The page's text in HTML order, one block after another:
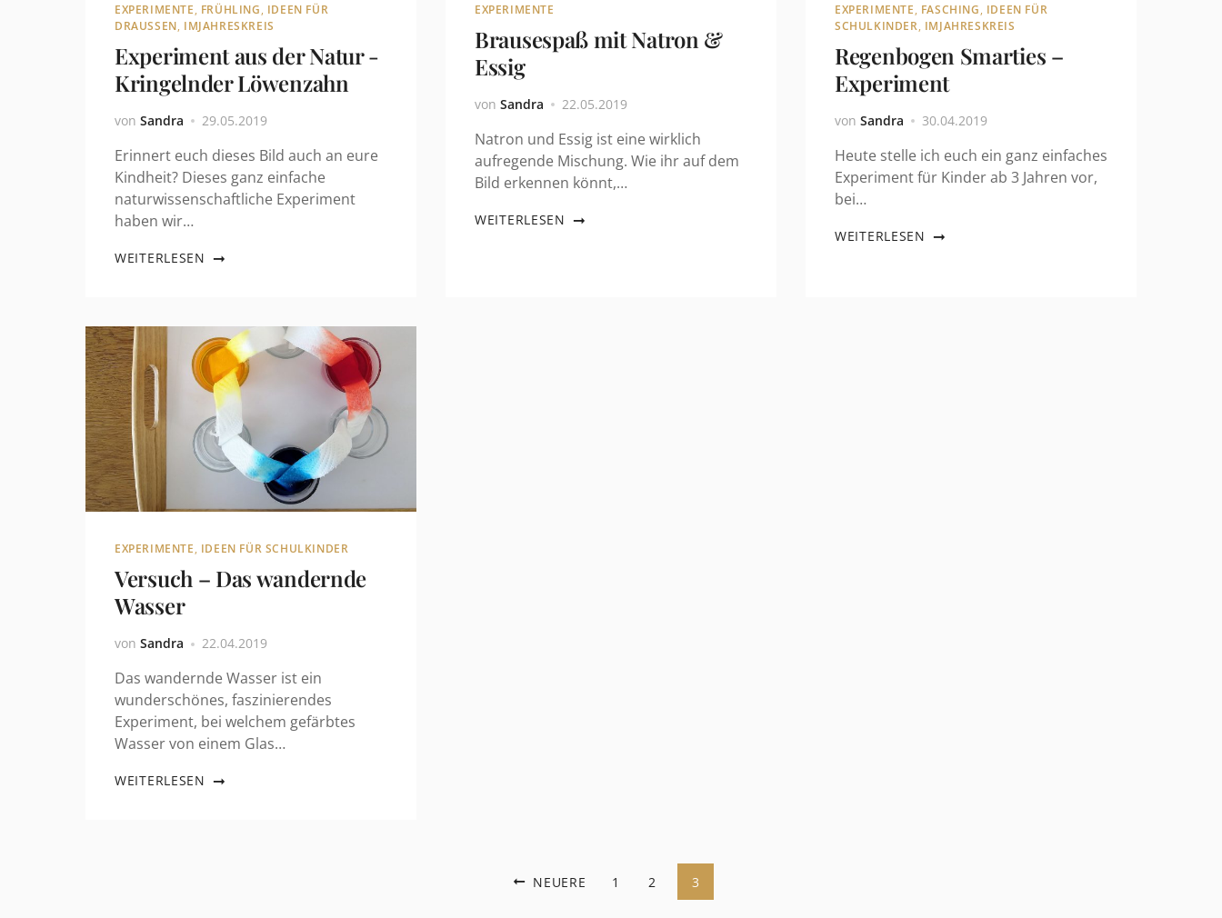
EXPERIMENTE, FRÜHLING, IDEEN FÜR
DRAUSSEN
, IMJAHRESKREIS
Experiment aus der Natur -
Kringelnder Löwenzahn
von Sandra 29.05.2019
Erinnert euch dieses Bild auch an eure
Kindheit? Dieses ganz einfache
naturwissenschaftliche Experiment
haben wir…
WEITERLESEN
EXPERIMENTE
Brausespaß mit Natron &
Essig
von Sandra 22.05.2019
Natron und Essig ist eine wirklich
aufregende Mischung. Wie ihr auf dem
Bild erkennen könnt,…
WEITERLESEN
EXPERIMENTE, FASCHING, IDEEN FÜR
SCHULKINDER, IMJAHRESKREIS
Regenbogen Smarties –
Experiment
von Sandra 30.04.2019
Heute stelle ich euch ein ganz einfaches
Experiment für Kinder ab 3 Jahren vor,
bei…
WEITERLESEN
EXPERIMENTE, IDEEN FÜR SCHULKINDER
Versuch – Das wandernde
Wasser
von Sandra 22.04.2019
Das wandernde Wasser ist ein
wunderschönes, faszinierendes
Experiment, bei welchem gefärbtes
Wasser von einem Glas…
WEITERLESEN
NEUERE 1 2 3